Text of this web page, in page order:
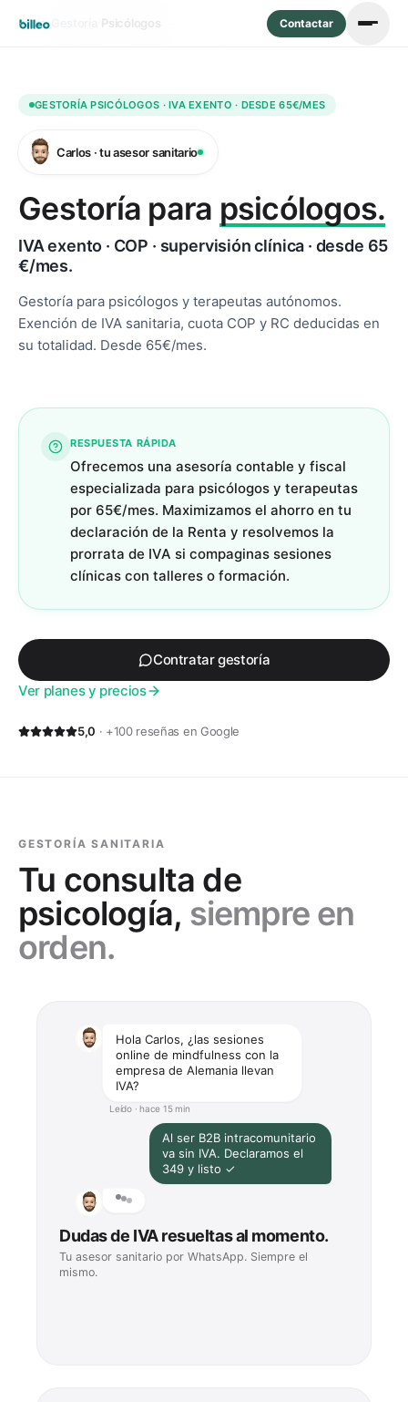
Contactar
Inicio/ Psicólogos
GESTORÍA PSICÓLOGOS · IVA EXENTO · DESDE 65€/MES
Carlos · tu asesor sanitario
Gestoría para psicólogos.
IVA exento · COP · supervisión clínica · desde 65
€/mes.
Gestoría para psicólogos y terapeutas autónomos.
Exención de IVA sanitaria, cuota COP y RC deducidas en
su totalidad. Desde 65€/mes.
RESPUESTA RÁPIDA
Ofrecemos una asesoría contable y fiscal
especializada para psicólogos y terapeutas
por 65€/mes. Maximizamos el ahorro en tu
declaración de la Renta y resolvemos la
prorrata de IVA si compaginas sesiones
clínicas con talleres o formación.
Contratar gestoría
Ver planes y precios
5,0 · +100 reseñas en Google
GESTORÍA SANITARIA
Tu consulta de
psicología, siempre en
orden.
Hola Carlos, ¿las sesiones
online de mindfulness con la
empresa de Alemania llevan
IVA?
Leído · hace 15 min
Al ser B2B intracomunitario
va sin IVA. Declaramos el
349 y listo ✓
Dudas de IVA resueltas al momento.
Tu asesor sanitario por WhatsApp. Siempre el
mismo.